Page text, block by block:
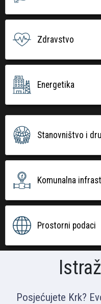
Zdravstvo
Energetika
Stanovništvo i
Komunalna
Prostorni podaci
Posjećujete Krk?